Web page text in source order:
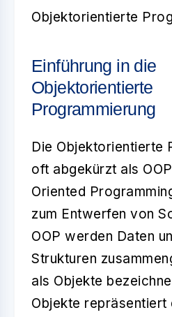
Objektorientierte
Einführung in die
Objektorientierte
Programmierung
Die Objektorientierte
oft abgekürzt als
Oriented
zum Entwerfen von
OOP werden Daten
Strukturen
als Objekte
Objekte repräsentiert